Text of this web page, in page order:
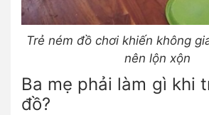
Trẻ ném đồ chơi khiến không
nên lộn xộn
Ba mẹ phải làm gì khi
đồ?